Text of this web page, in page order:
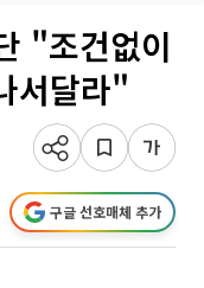
"조건없이
서달라"
구글 선호매체 추가